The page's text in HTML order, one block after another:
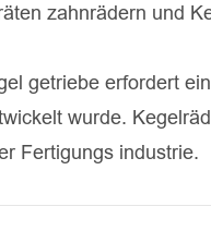
zahnrädern und
getriebe erfordert
wurde.
Fertigungs industrie.